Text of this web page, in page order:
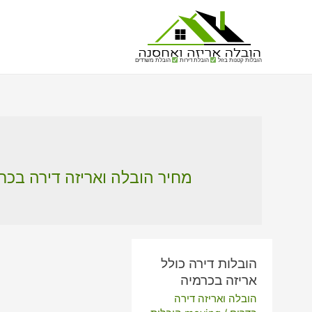
הובלות קטנות בזול הובלת דירות הובלת משרדים
מחיר הובלה ואריזה דירה
הובלות דירה כולל
אריזה בכרמיה
הובלה ואריזה דירה